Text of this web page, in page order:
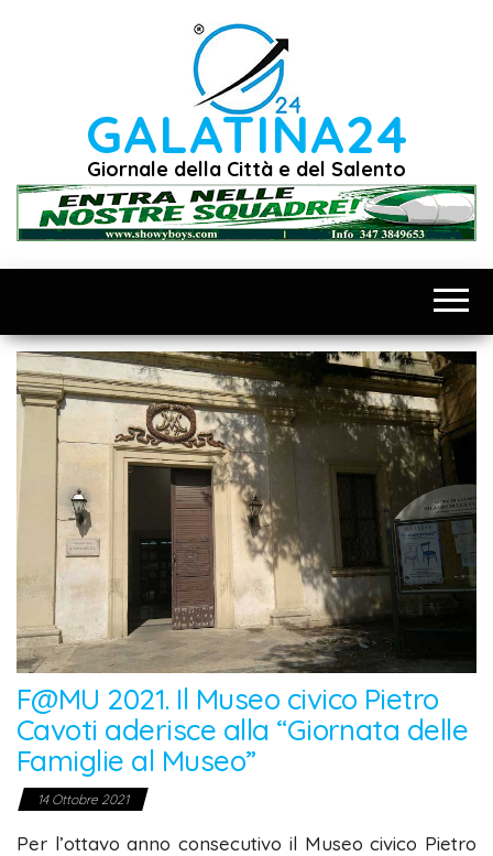
GALATINA24
Giornale della Città e del Salento
F@MU 2021. Il Museo civico Pietro
Cavoti aderisce alla “Giornata delle
Famiglie al Museo”
14 Ottobre 2021
Per l’ottavo anno consecutivo il Museo civico Pietro